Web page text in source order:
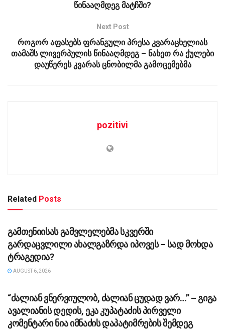
წინააღმდეგ მატჩში?
Next Post
როგორ აფასებს ფრანგული პრესა კვარაცხელიას
თამაშს ლივერპულის წინააღმდეგ – ნახეთ რა ქულები
დაუწერეს კვარას ცნობილმა გამოცემებმა
pozitivi
Related Posts
ᲡᲐᲖᲝᲒᲐᲓᲝᲔᲑᲐ
გამთენიისას გამვლელებმა სკვერში
გარდაცვლილი ახალგაზრდა იპოვეს – სად მოხდა
ტრაგედია?
AUGUST 6, 2026
“ძა­ლი­ან ვნერ­ვი­უ­ლობ, ძა­ლი­ან ცუ­დად ვარ…” – გიგა
ავა­ლი­ა­ნის დე­დის, ეკა კუ­პა­ტა­ძის პირველი
კომენტარი ნია იმნაძის დაპატიმრების შემდეგ